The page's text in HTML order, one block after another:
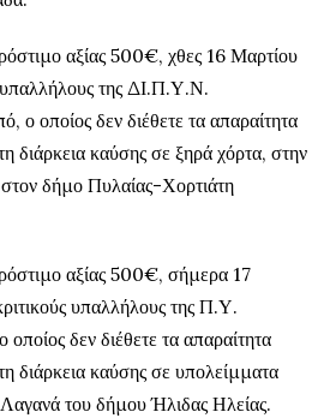
αξίας 500€, χθες 16 Μαρτίου
της ΔΙ.Π.Υ.Ν.
ο οποίος δεν διέθετε τα απαραίτητα
διάρκεια καύσης σε ξηρά χόρτα, στην
δήμο Πυλαίας-Χορτιάτη
αξίας 500€, σήμερα 17
υπαλλήλους της Π.Υ.
δεν διέθετε τα απαραίτητα
διάρκεια καύσης σε υπολείμματα
του δήμου Ήλιδας Ηλείας.